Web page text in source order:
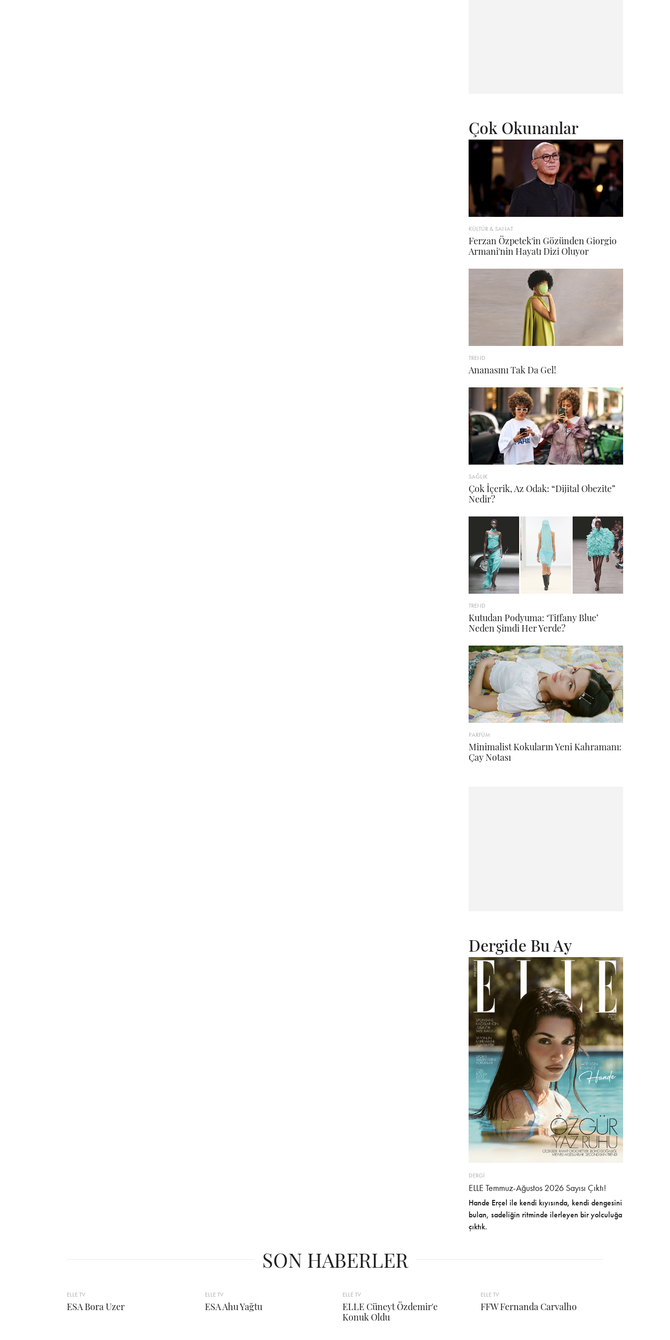
Çok Okunanlar
KÜLTÜR & SANAT
Ferzan Özpetek'in Gözünden Giorgio
Armani'nin Hayatı Dizi Oluyor
TREND
Ananasını Tak Da Gel!
SAĞLIK
Çok İçerik, Az Odak: “Dijital Obezite”
Nedir?
TREND
Kutudan Podyuma: ‘Tiffany Blue’
Neden Şimdi Her Yerde?
PARFÜM
Minimalist Kokuların Yeni Kahramanı:
Çay Notası
Dergide Bu Ay
DERGİ
ELLE Temmuz-Ağustos 2026 Sayısı Çıktı!
Hande Erçel ile kendi kıyısında, kendi dengesini
bulan, sadeliğin ritminde ilerleyen bir yolculuğa
çıktık.
SON HABERLER
ELLE TV
ESA Bora Uzer
ELLE TV
ESA Ahu Yağtu
ELLE TV
ELLE Cüneyt Özdemir'e
Konuk Oldu
ELLE TV
FFW Fernanda Carvalho